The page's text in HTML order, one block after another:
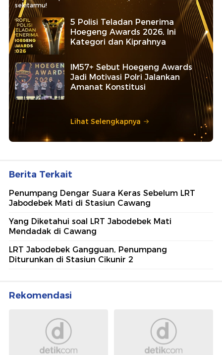
sekitarmu!
5 Polisi Teladan Penerima
Hoegeng Awards 2026, Ini
Kategori dan Kiprahnya
IM57+ Sebut Hoegeng Awards
Jadi Motivasi Polri Jalankan
Amanat Konstitusi
Lihat Selengkapnya
Berita Terkait
Penumpang Dengar Suara Keras Sebelum LRT
Jabodebek Mati di Stasiun Cawang
Yang Diketahui soal LRT Jabodebek Mati
Mendadak di Cawang
LRT Jabodebek Gangguan, Penumpang
Diturunkan di Stasiun Cikunir 2
Rekomendasi